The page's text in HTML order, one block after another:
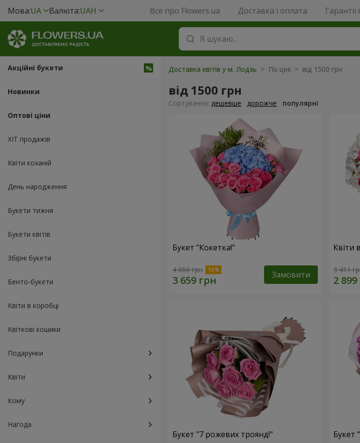
Мова:UA Валюта:UAH Все про Flowers.ua Доставка і оплата Гарантії
Акційні букети
Новинки
Оптові ціни
ХІТ продажів
Квіти коханій
День народження
Букети тижня
Букети квітів
Збірні букети
Бенто-букети
Квіти в коробці
Квіткові кошики
Подарунки
Квіти
Кому
Нагода
Доставка квітів у м. Лодзь > По ціні > від 1500 грн
від 1500 грн
Сортування: дешевше дорожче популярні
Букет "Кокетка!"
4 066 грн Замовити
Квіти
3 411
Букет "7 рожевих троянд!" Букет